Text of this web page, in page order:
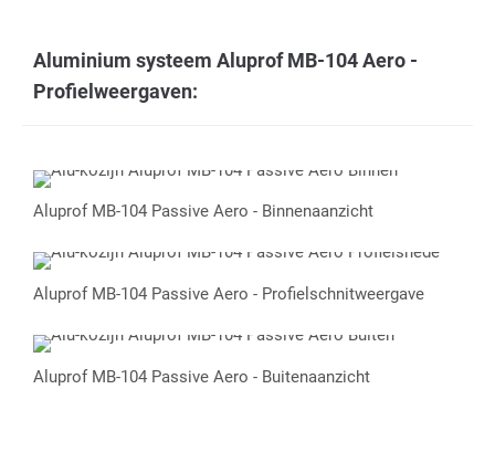
Aluminium systeem Aluprof MB-104 Aero -
Profielweergaven:
Aluprof MB-104 Passive Aero - Binnenaanzicht
Aluprof MB-104 Passive Aero - Profielschnitweergave
Aluprof MB-104 Passive Aero - Buitenaanzicht